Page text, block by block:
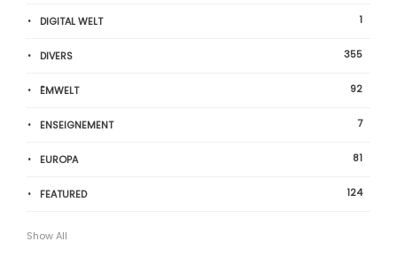
DIGITAL WELT 1
DIVERS 355
ËMWELT 92
ENSEIGNEMENT 7
EUROPA 81
FEATURED 124
Show All